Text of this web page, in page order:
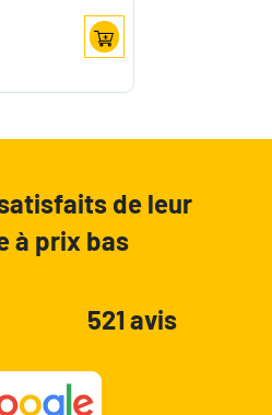
de leur
à prix bas
521 avis